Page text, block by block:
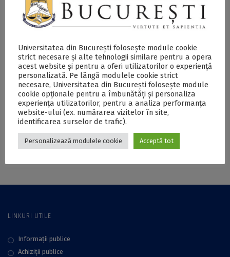
Contemporană a
lansat un nou volum
”Romeo and Juliet”
Shakespeare
Contemporană a
lansat volumul
”Macbeth” de
Shakespeare
Volumul „Evaluarea
în educație,
meritocrația și
mediocritatea”,
lansat de prof. univ.
dr. Marin Manolescu
Universitară
Volumul „Antologie
de poezie
contemporană
românească”
publicat la
Contemporary
LINKURI UTILE
Informații publice
Achiziții publice
Universitatea din București folosește module cookie
strict necesare și alte tehnologii similare pentru a opera
acest website și pentru a oferi utilizatorilor o experiență
personalizată. Pe lângă modulele cookie strict
necesare, Universitatea din București folosește module
cookie opționale pentru a îmbunătăți și personaliza
experiența utilizatorilor, pentru a analiza performanța
website-ului (ex. numărarea vizitelor în site,
identificarea surselor de trafic).
Personalizează modulele cookie Acceptă tot